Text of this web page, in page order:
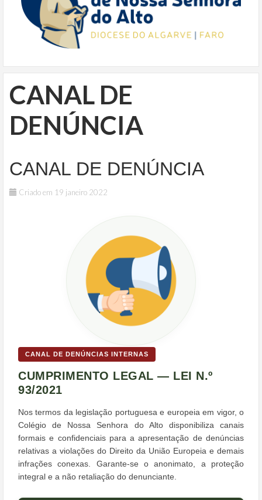
CANAL DE
DENÚNCIA
CANAL DE DENÚNCIA
Criado em 19 janeiro 2022
CANAL DE DENÚNCIAS INTERNAS
CUMPRIMENTO LEGAL — LEI N.º
93/2021
Nos termos da legislação portuguesa e europeia em vigor, o
Colégio de Nossa Senhora do Alto disponibiliza canais
formais e confidenciais para a apresentação de denúncias
relativas a violações do Direito da União Europeia e demais
infrações conexas. Garante-se o anonimato, a proteção
integral e a não retaliação do denunciante.